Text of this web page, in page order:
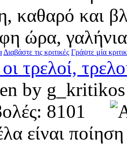
καθαρό και
ώρα,
Διαβάστε τις κριτικές Γράψτε μία
τρελοί,
by
8101
είναι